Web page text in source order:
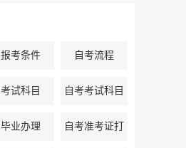
报考条件 自考流程
考试科目 自考考试科目
安排汇总
毕业办理 自考准考证打